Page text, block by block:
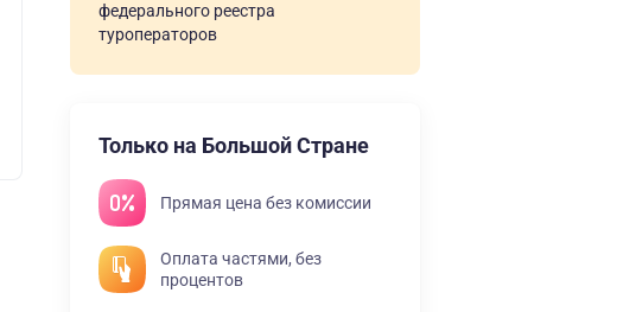
федерального реестра
туроператоров
Только на Большой Стране
Прямая цена без комиссии
Оплата частями, без
процентов